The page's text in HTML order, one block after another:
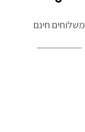
משלוחים חינם